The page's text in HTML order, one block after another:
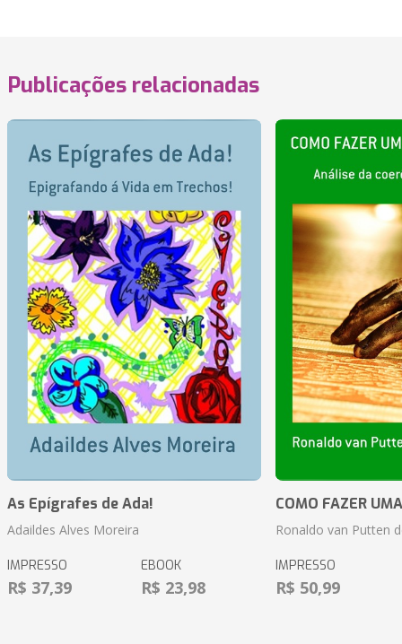
Publicações relacionadas
As Epígrafes de Ada!
Adaildes Alves Moreira
IMPRESSO
R$ 37,39
EBOOK
R$ 23,98
COMO FAZER
Ronaldo van Putten
IMPRESSO
R$ 50,99